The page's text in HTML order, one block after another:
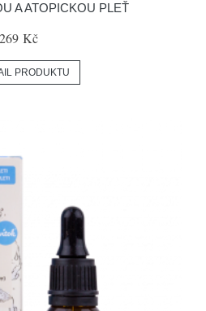
A ATOPICKOU PLEŤ
269 Kč
PRODUKTU